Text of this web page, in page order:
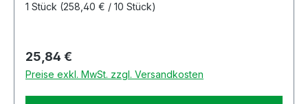
1 Stück (258,40 € / 10 Stück)
Regulärer Preis:
25,84 €
Preise exkl. MwSt. zzgl. Versandkosten